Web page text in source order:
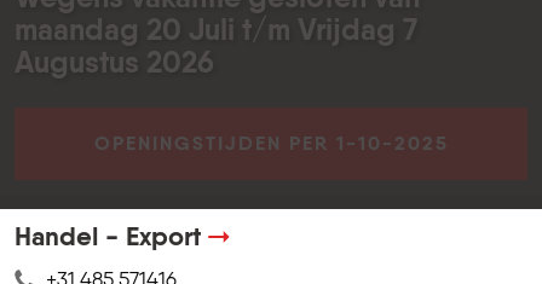
Meer dan 16.000m2 handelsvoorraden, machines en
meer....
BEKIJK ALLE PRODUCTEN